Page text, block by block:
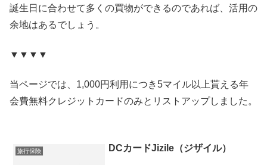
誕生日に合わせて多くの買物ができるのであれば、活用の
余地はあるでしょう。
▼▼▼▼
当ページでは、1,000円利用につき5マイル以上貰える年
会費無料クレジットカードのみとリストアップしました。
旅行保険 DCカードJizile（ジザイル）